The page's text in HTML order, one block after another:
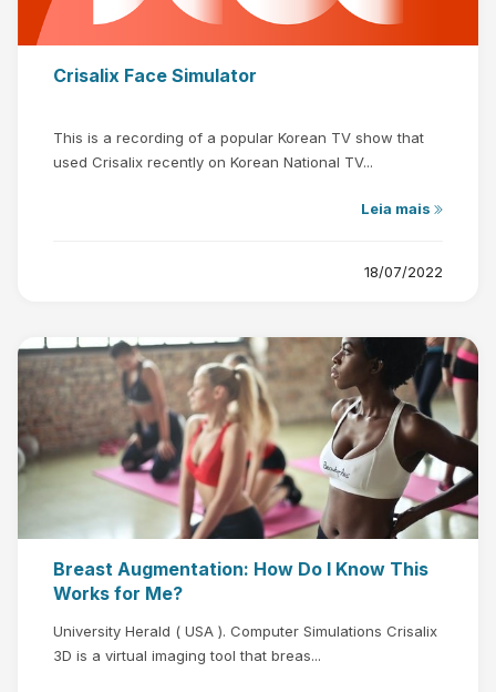
Crisalix Face Simulator
This is a recording of a popular Korean TV show that
used Crisalix recently on Korean National TV...
Leia mais
18/07/2022
Breast Augmentation: How Do I Know This
Works for Me?
University Herald ( USA ). Computer Simulations Crisalix
3D is a virtual imaging tool that breas...